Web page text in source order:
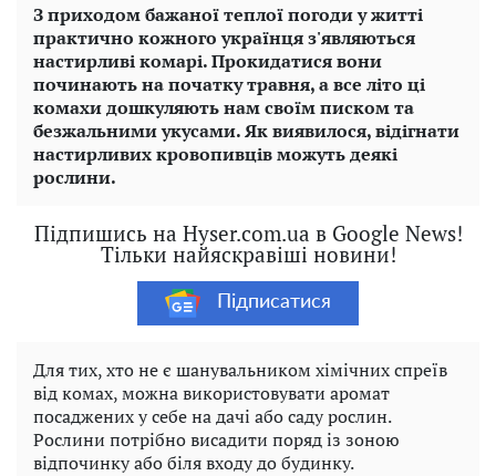
З приходом бажаної теплої погоди у житті
практично кожного українця з'являються
настирливі комарі. Прокидатися вони
починають на початку травня, а все літо ці
комахи дошкуляють нам своїм писком та
безжальними укусами. Як виявилося, відігнати
настирливих кровопивців можуть деякі
рослини.
Підпишись на Hyser.com.ua в Google News!
Тільки найяскравіші новини!
Підписатися
Для тих, хто не є шанувальником хімічних спреїв
від комах, можна використовувати аромат
посаджених у себе на дачі або саду рослин.
Рослини потрібно висадити поряд із зоною
відпочинку або біля входу до будинку.